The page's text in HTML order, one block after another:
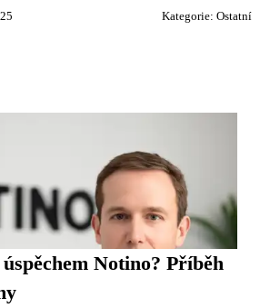
Kategorie: Ostatní
Notino? Příběh